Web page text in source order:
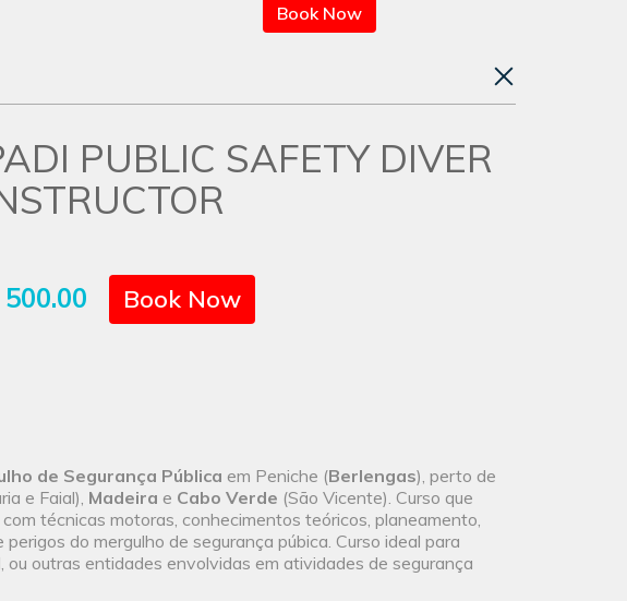
Book Now
PUBLIC SAFETY DIVER
Book Now
de Segurança Pública em Peniche (Berlengas), perto de
e Faial), Madeira e Cabo Verde (São Vicente). Curso que
técnicas motoras, conhecimentos teóricos, planeamento,
do mergulho de segurança púbica. Curso ideal para
ou outras entidades envolvidas em atividades de segurança